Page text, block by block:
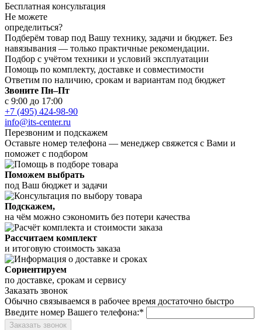
Бесплатная консультация
Не можете
определиться?
Подберём товар под Вашу технику, задачи и бюджет. Без
навязывания — только практичные рекомендации.
Подбор с учётом техники и условий эксплуатации
Помощь по комплекту, доставке и совместимости
Ответим по наличию, срокам и вариантам под бюджет
Звоните Пн–Пт
с 9:00 до 17:00
+7 (495) 424-98-90
info@its-center.ru
Перезвоним и подскажем
Оставьте номер телефона — менеджер свяжется с Вами и
поможет с подбором
Поможем выбрать
под Ваш бюджет и задачи
Подскажем,
на чём можно сэкономить без потери качества
Рассчитаем комплект
и итоговую стоимость заказа
Сориентируем
по доставке, срокам и сервису
Заказать звонок
Обычно связываемся в рабочее время достаточно быстро
Введите номер Вашего телефона:*
Заказать звонок